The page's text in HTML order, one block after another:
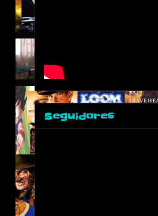
Seguidores